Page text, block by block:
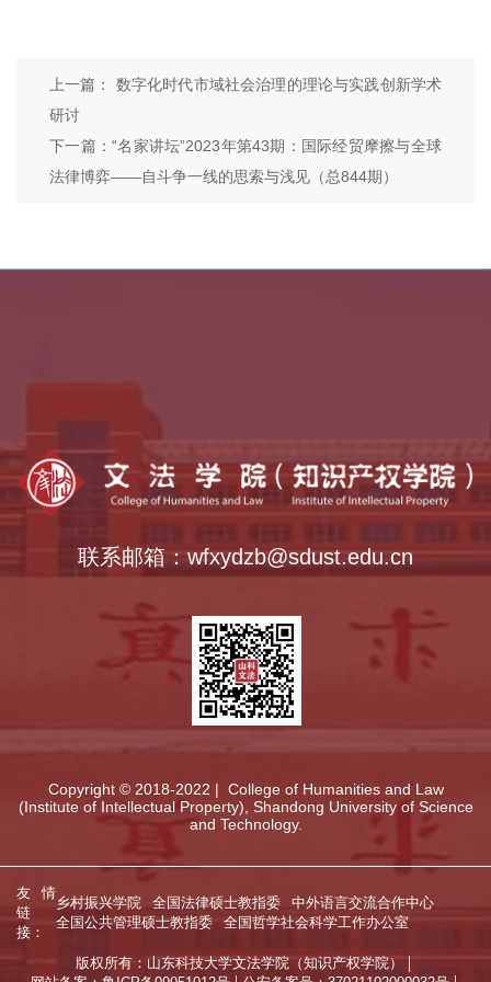
上一篇： 数字化时代市域社会治理的理论与实践创新学术
研讨
下一篇：“名家讲坛”2023年第43期：国际经贸摩擦与全球
法律博弈——自斗争一线的思索与浅见（总844期）
全国哲学社会科学工作办公室
联系邮箱：wfxydzb@sdust.edu.cn
Copyright © 2018-2022 | College of Humanities and Law
(Institute of Intellectual Property), Shandong University of Science
and Technology.
友情
链
接：
乡村振兴学院 全国法律硕士教指委
中外语言交流合作中心
全国公共管理硕士教指委
全国哲学社会科学工作办公室
版权所有：山东科技大学文法学院（知识产权学院）